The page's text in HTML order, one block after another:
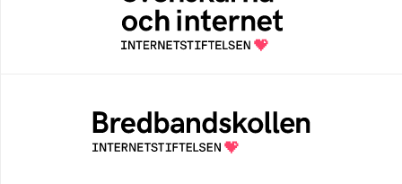
En årlig studie av svenska folkets
internetvanor
Bredbandskollen är ett oberoende
konsumentverktyg som drivs av
Internetstiftelsen